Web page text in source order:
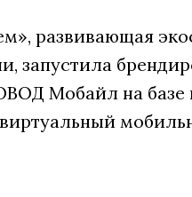
развивающая
запустила
Мобайл на